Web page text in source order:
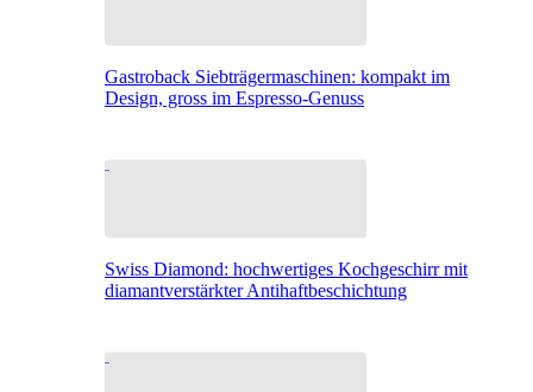
Gastroback Siebträgermaschinen: kompakt im
Design, gross im Espresso-Genuss
Swiss Diamond: hochwertiges Kochgeschirr mit
diamantverstärkter Antihaftbeschichtung